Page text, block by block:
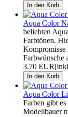
Aqua Color
beliebten
Farbtönen.
Kompromisse
Farbwünsche
3.70 EUR
Aqua Color
Farben gibt
Modellbauer